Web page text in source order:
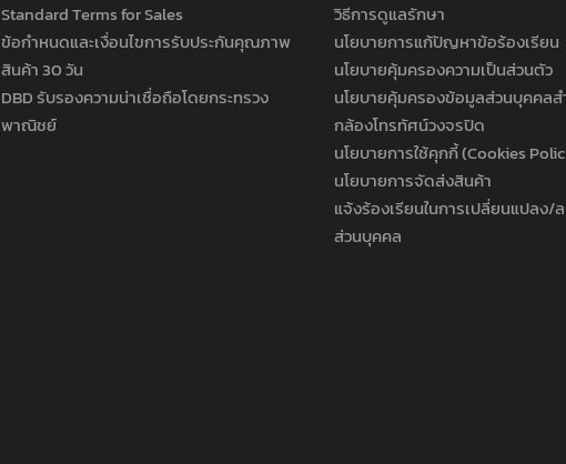
Standard Terms for Sales
ข้อกำหนดและเงื่อนไขการรับประกันคุณภาพ
สินค้า 30 วัน
DBD รับรองความน่าเชื่อถือโดยกระทรวง
พาณิชย์
วิธีการดูแลรักษา
นโยบายการแก้ปัญหาข้อร้องเรียน
นโยบายคุ้มครองความเป็นส่วนตัว
นโยบายคุ้มครองข้อมูลส่วนบุคคล
กล้องโทรทัศน์วงจรปิด
นโยบายการใช้คุกกี้ (Cookies
นโยบายการจัดส่งสินค้า
แจ้งร้องเรียนในการเปลี่ยนแปลง/
ส่วนบุคคล